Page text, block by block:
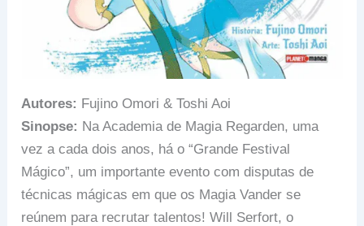
Autores: Fujino Omori & Toshi Aoi
Sinopse: Na Academia de Magia Regarden, uma
vez a cada dois anos, há o “Grande Festival
Mágico”, um importante evento com disputas de
técnicas mágicas em que os Magia Vander se
reúnem para recrutar talentos! Will Serfort, o